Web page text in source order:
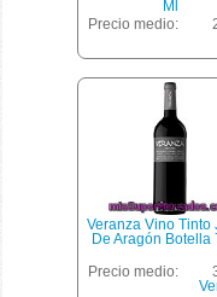
Ml
Precio medio:
Veranza Vino Tinto
De Aragón Botella
Precio medio: